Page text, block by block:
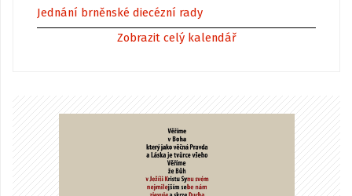
Jednání brněnské diecézní rady
Zobrazit celý kalendář